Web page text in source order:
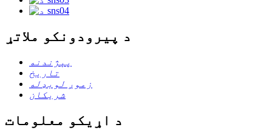
د پیرودونکو ملاتړ
پېژندنه
تاریخ
زموږ لوبډله
شریکان
د اړیکو معلومات